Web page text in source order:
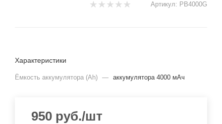
Артикул: PB4000G
Характеристики
Ёмкость аккумулятора (Ah) — аккумулятора 4000 мАч
950 руб./шт